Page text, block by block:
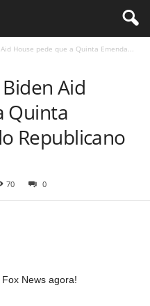
House pede que a Quinta Emenda...
Aid
Quinta
Republicano
70 0
News agora!